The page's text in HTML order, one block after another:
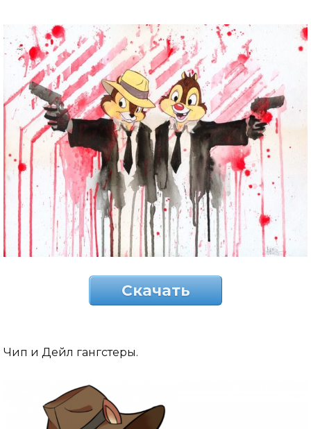
Скачать
Чип и Дейл гангстеры.